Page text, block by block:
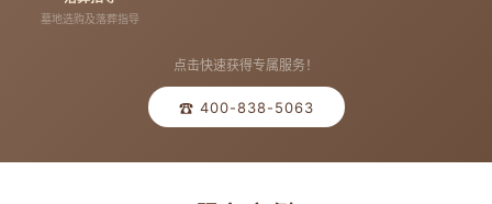
墓地选购及落葬指导
点击快速获得专属服务！
☎ 400-838-5063